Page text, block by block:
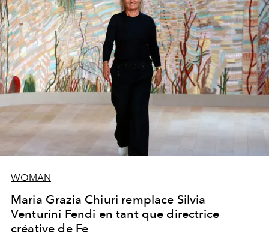
WOMAN
Maria Grazia Chiuri remplace Silvia
Venturini Fendi en tant que directrice
créative de Fe